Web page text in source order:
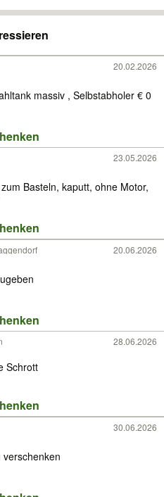
20.02.2026
massiv , Selbstabholer € 0
23.05.2026
Basteln, kaputt, ohne Motor,
20.06.2026
28.06.2026
Schrott
30.06.2026
verschenken